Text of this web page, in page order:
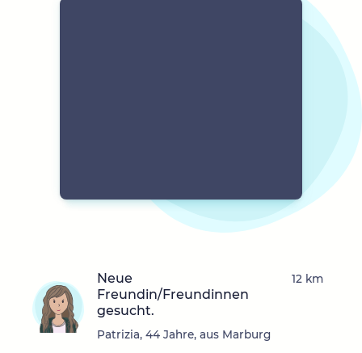
Neue
Freundin/Freundinnen
gesucht.
Patrizia, 44 Jahre, aus Marburg
12 km